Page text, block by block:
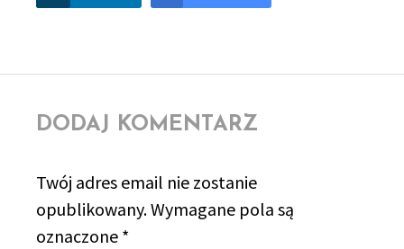
DODAJ KOMENTARZ
Twój adres email nie zostanie
opublikowany.Wymagane pola są
oznaczone *